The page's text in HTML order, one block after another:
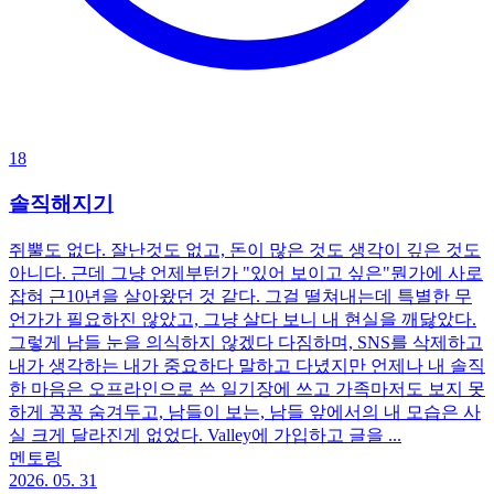
18
솔직해지기
쥐뿔도 없다. 잘난것도 없고, 돈이 많은 것도 생각이 깊은 것도
아니다. 근데 그냥 언제부턴가 "있어 보이고 싶은"뭔가에 사로
잡혀 근10년을 살아왔던 것 같다. 그걸 떨쳐내는데 특별한 무
언가가 필요하진 않았고, 그냥 살다 보니 내 현실을 깨닳았다.
그렇게 남들 눈을 의식하지 않겠다 다짐하며, SNS를 삭제하고
내가 생각하는 내가 중요하다 말하고 다녔지만 언제나 내 솔직
한 마음은 오프라인으로 쓴 일기장에 쓰고 가족마저도 보지 못
하게 꽁꽁 숨겨두고, 남들이 보는, 남들 앞에서의 내 모습은 사
실 크게 달라진게 없었다. Valley에 가입하고 글을 ...
멘토링
2026. 05. 31